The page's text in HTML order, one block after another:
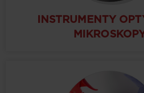
INSTRUMENTY